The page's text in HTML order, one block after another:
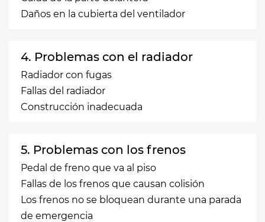
Daños en la cubierta del ventilador
4. Problemas con el radiador
Radiador con fugas
Fallas del radiador
Construcción inadecuada
5. Problemas con los frenos
Pedal de freno que va al piso
Fallas de los frenos que causan colisión
Los frenos no se bloquean durante una parada
de emergencia